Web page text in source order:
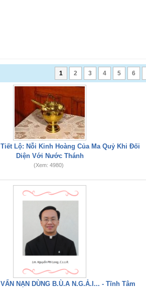
1 2 3 4 5 6
Lộ: Nỗi Kinh Hoàng Của Ma Quỷ Khi Đối
Diện Với Nước Thánh
(Xem: 4980)
NẠN DÙNG B.Ù.A N.G.Ả.I... - Tĩnh Tâm